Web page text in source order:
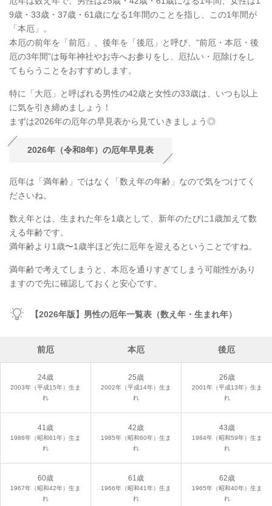
9歳・33歳・37歳・61歳になる1年間のことを指し、この1年間が
「本厄」。
本厄の前年を「前厄」、後年を「後厄」と呼び、“前厄・本厄・後
厄の3年間”は毎年神社やお寺へお参りをし、厄払い・厄除けをし
てもらうことをおすすめします。
特に「大厄」と呼ばれる男性の42歳と女性の33歳は、いつも以上
に気を引き締めましょう！
まずは2026年の厄年の早見表から見ていきましょう◎
2026年（令和8年）の厄年早見表
厄年は「満年齢」ではなく「数え年の年齢」なので気をつけてく
ださいね。
数え年とは、生まれた年を1歳として、新年のたびに1歳加えて数
える年齢です。
満年齢より1歳〜1歳半ほど先に厄年を迎えるということですね。
満年齢で考えてしまうと、本厄を通りすぎてしまう可能性があり
ますので先に確認しておくと安心です。
【2026年版】男性の厄年一覧表（数え年・生まれ年）
前厄 本厄 後厄
24歳
2003年（平成15年）生ま
れ
25歳
2002年（平成14年）生ま
れ
26歳
2001年（平成13年）生ま
れ
41歳
1986年（昭和61年）生ま
れ
42歳
1985年（昭和60年）生ま
れ
43歳
1984年（昭和59年）生ま
れ
60歳
1967年（昭和42年）生ま
れ
61歳
1966年（昭和41年）生ま
れ
62歳
1965年（昭和40年）生ま
れ